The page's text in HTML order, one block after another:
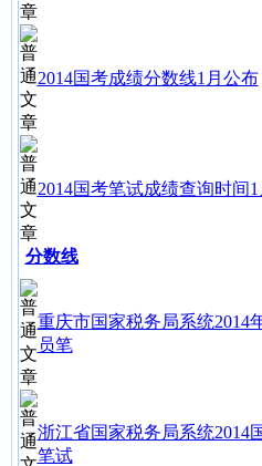
2014国考成绩分数线1月公布
2014国考笔试成绩查询时间
分数线
重庆市国家税务局系统2014
员笔
浙江省国家税务局系统2014
笔试